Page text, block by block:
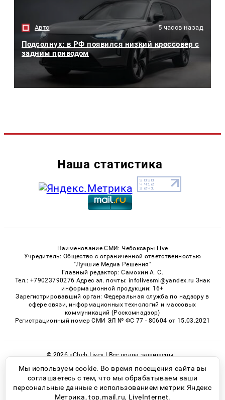
Авто 5 часов назад
Подсолнух: в РФ появился низкий кроссовер с
задним приводом
Наша статистика
Наименование СМИ: Чебоксары Live
Учредитель: Общество с ограниченной ответственностью
"Лучшие Медиа Решения"
Главный редактор: Самохин А. С.
Тел.: +79023790276 Адрес эл. почты: infolivesmi@yandex.ru Знак
информационной продукции: 16+
Зарегистрировавший орган: Федеральная служба по надзору в
сфере связи, информационных технологий и массовых
коммуникаций (Роскомнадзор)
Регистрационный номер СМИ ЭЛ № ФС 77 - 80604 от 15.03.2021
© 2026 «Cheb-Live» | Все права защищены
Возрастная категория сайта 16+
Политика конфиденциальности
Мы используем cookie. Во время посещения сайта вы
соглашаетесь с тем, что мы обрабатываем ваши
персональные данные с использованием метрик Яндекс
Метрика, top.mail.ru, LiveInternet.